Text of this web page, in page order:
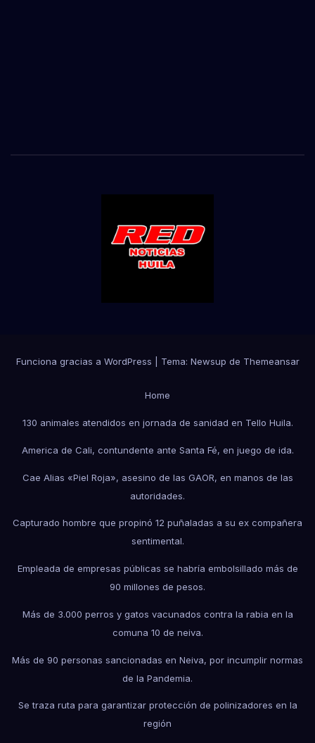
Funciona gracias a WordPress Tema: Newsup de Themeansar
Home
130 animales atendidos en jornada de sanidad en Tello Huila.
America de Cali, contundente ante Santa Fé, en juego de ida.
Cae Alias «Piel Roja», asesino de las GAOR, en manos de las
autoridades.
Capturado hombre que propinó 12 puñaladas a su ex compañera
sentimental.
Empleada de empresas públicas se habría embolsillado más de
90 millones de pesos.
Más de 3.000 perros y gatos vacunados contra la rabia en la
comuna 10 de neiva.
Más de 90 personas sancionadas en Neiva, por incumplir normas
de la Pandemia.
Se traza ruta para garantizar protección de polinizadores en la
región